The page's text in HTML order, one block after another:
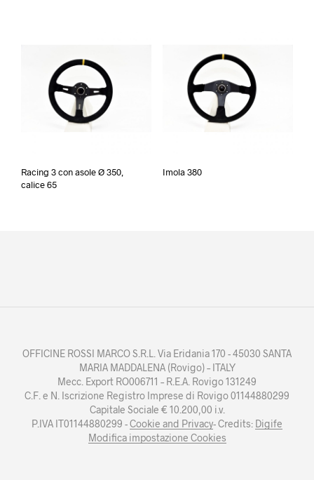
Racing 3 con asole Ø 350,
calice 65
Imola 380
OFFICINE ROSSI MARCO S.R.L. Via Eridania 170 - 45030 SANTA
MARIA MADDALENA (Rovigo) – ITALY
Mecc. Export RO006711 – R.E.A. Rovigo 131249
C.F. e N. Iscrizione Registro Imprese di Rovigo 01144880299
Capitale Sociale € 10.200,00 i.v.
P.IVA IT01144880299 -Cookie and Privacy- Credits: Digife
Modifica impostazione Cookies